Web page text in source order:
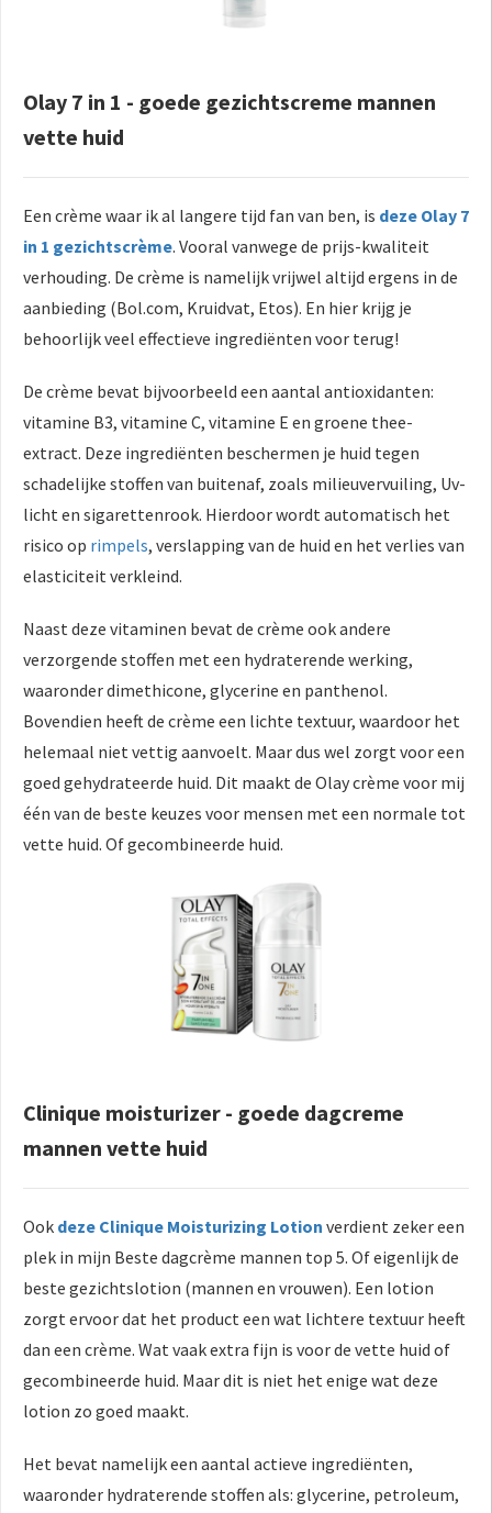
Olay 7 in 1 - goede gezichtscreme mannen
vette huid
Een crème waar ik al langere tijd fan van ben, is deze Olay 7
in 1 gezichtscrème. Vooral vanwege de prijs-kwaliteit
verhouding. De crème is namelijk vrijwel altijd ergens in de
aanbieding (Bol.com, Kruidvat, Etos). En hier krijg je
behoorlijk veel effectieve ingrediënten voor terug!
De crème bevat bijvoorbeeld een aantal antioxidanten:
vitamine B3, vitamine C, vitamine E en groene thee-
extract. Deze ingrediënten beschermen je huid tegen
schadelijke stoffen van buitenaf, zoals milieuvervuiling, Uv-
licht en sigarettenrook. Hierdoor wordt automatisch het
risico op rimpels, verslapping van de huid en het verlies van
elasticiteit verkleind.
Naast deze vitaminen bevat de crème ook andere
verzorgende stoffen met een hydraterende werking,
waaronder dimethicone, glycerine en panthenol.
Bovendien heeft de crème een lichte textuur, waardoor het
helemaal niet vettig aanvoelt. Maar dus wel zorgt voor een
goed gehydrateerde huid. Dit maakt de Olay crème voor mij
één van de beste keuzes voor mensen met een normale tot
vette huid. Of gecombineerde huid.
Clinique moisturizer - goede dagcreme
mannen vette huid
Ook deze Clinique Moisturizing Lotion verdient zeker een
plek in mijn Beste dagcrème mannen top 5. Of eigenlijk de
beste gezichtslotion (mannen en vrouwen). Een lotion
zorgt ervoor dat het product een wat lichtere textuur heeft
dan een crème. Wat vaak extra fijn is voor de vette huid of
gecombineerde huid. Maar dit is niet het enige wat deze
lotion zo goed maakt.
Het bevat namelijk een aantal actieve ingrediënten,
waaronder hydraterende stoffen als: glycerine, petroleum,